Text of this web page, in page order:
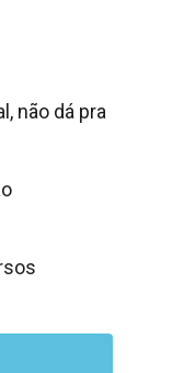
não dá pra